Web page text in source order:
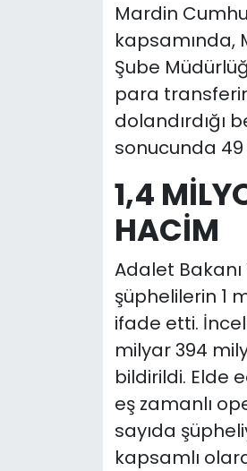
Mardin
kapsamında,
Şube
para
dolandırdığı
sonucunda 49
1,4
HACİM
Adalet
şüphelilerin 1
ifade etti.
milyar 394
bildirildi. Elde
eş zamanlı
sayıda
kapsamlı